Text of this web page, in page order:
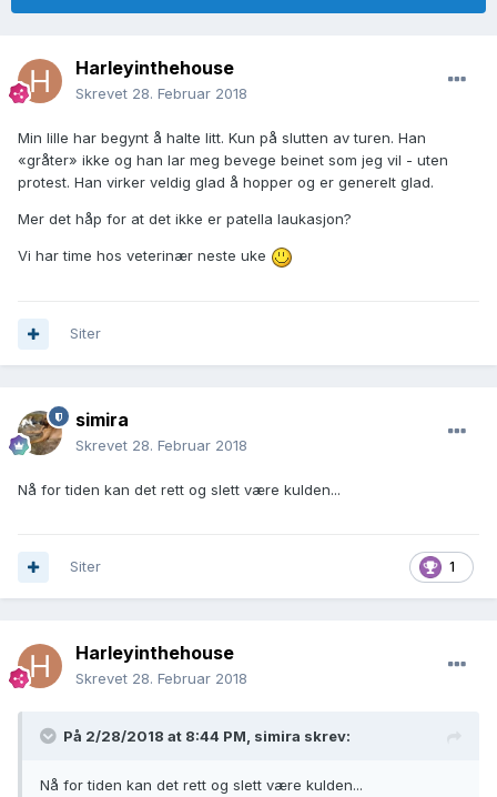
Harleyinthehouse
Skrevet 28. Februar 2018
Min lille har begynt å halte litt. Kun på slutten av turen. Han
«gråter» ikke og han lar meg bevege beinet som jeg vil - uten
protest. Han virker veldig glad å hopper og er generelt glad.
Mer det håp for at det ikke er patella laukasjon?
Vi har time hos veterinær neste uke
Siter
simira
Skrevet 28. Februar 2018
Nå for tiden kan det rett og slett være kulden...
1
Siter
Harleyinthehouse
Skrevet 28. Februar 2018
På 2/28/2018 at 8:44 PM, simira skrev:
Nå for tiden kan det rett og slett være kulden...